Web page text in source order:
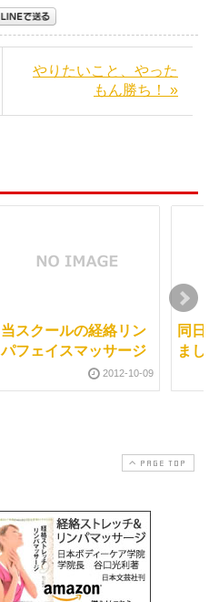
やりたいこと、やった
もん勝ち！ »
当スクールの経絡リン
パフェイスマッサージ
2012-10-09
同
ま
PAGE TOP